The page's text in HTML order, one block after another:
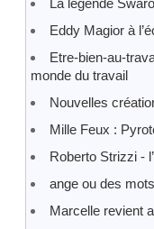
La légende
Eddy Magior à
Etre-bien-au-
monde du travail
Nouvelles
Mille Feux :
Roberto Strizzi -
ange ou des
Marcelle revient